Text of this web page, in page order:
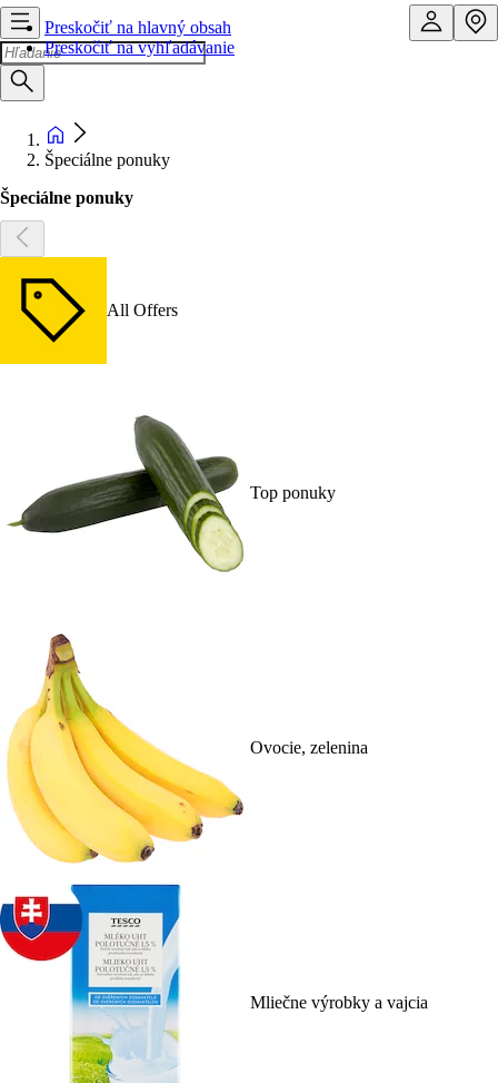
Preskočiť na hlavný obsah
Preskočiť na vyhľadávanie
Špeciálne ponuky
Špeciálne ponuky
All Offers
Top ponuky
Ovocie, zelenina
Mliečne výrobky a vajcia